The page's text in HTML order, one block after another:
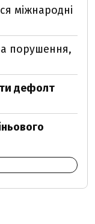
міжнародні
порушення,
дефолт